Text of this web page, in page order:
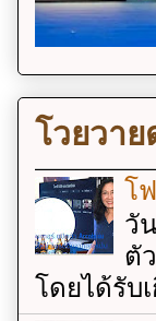
โวยวา
โ
วั
ตั
โดยได้รั